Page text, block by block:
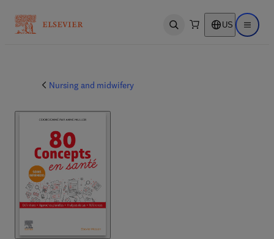
Open search US Open
Nursing and midwifery